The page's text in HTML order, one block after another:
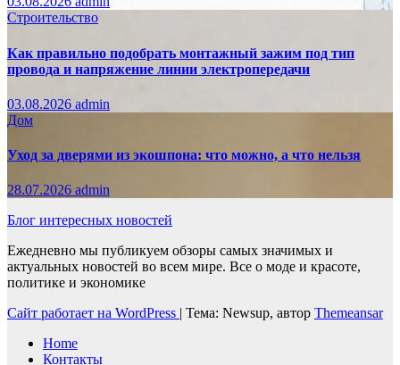
Строительство
Как правильно подобрать монтажный зажим под тип
провода и напряжение линии электропередачи
03.08.2026 admin
Дом
Уход за дверями из экошпона: что можно, а что нельзя
28.07.2026 admin
Блог интересных новостей
Ежедневно мы публикуем обзоры самых значимых и
актуальных новостей во всем мире. Все о моде и красоте,
политике и экономике
Сайт работает на WordPress
Тема: Newsup, автор Themeansar
Home
Контакты